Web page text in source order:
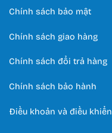
Chính sách bảo mật
Chính sách giao hàng
Chính sách đổi trả hàng
Chính sách bảo hành
Điều khoản và điều khiển